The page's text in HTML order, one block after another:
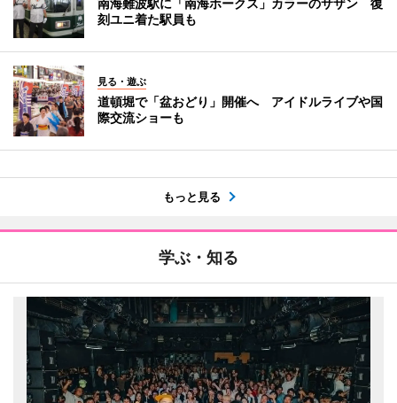
刻ユニ着た駅員も
見る・遊ぶ
道頓堀で「盆おどり」開催へ アイドルライブや国
際交流ショーも
もっと見る
学ぶ・知る